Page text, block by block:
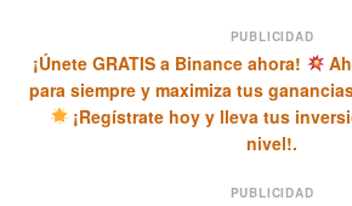
PUBLICIDAD
¡Únete GRATIS a Binance ahora!
para siempre y maximiza tus
¡Regístrate hoy y lleva tus
nivel!.
PUBLICIDAD